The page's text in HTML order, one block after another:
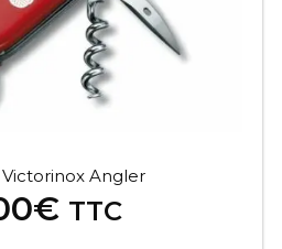
Angler
€ TTC